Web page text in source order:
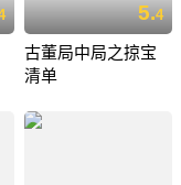
5.4
古董局中局之掠宝
清单